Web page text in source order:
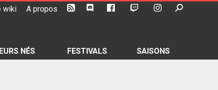
wiki A propos
NÉS FESTIVALS SAISONS